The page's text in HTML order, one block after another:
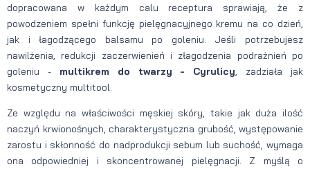
dopracowana w każdym calu receptura sprawiają, że z
powodzeniem spełni funkcję pielęgnacyjnego kremu na co dzień,
jak i łagodzącego balsamu po goleniu. Jeśli potrzebujesz
nawilżenia, redukcji zaczerwienień i złagodzenia podrażnień po
goleniu - multikrem do twarzy - Cyrulicy, zadziała jak
kosmetyczny multitool.
Ze względu na właściwości męskiej skóry, takie jak duża ilość
naczyń krwionośnych, charakterystyczna grubość, występowanie
zarostu i skłonność do nadprodukcji sebum lub suchość, wymaga
ona odpowiedniej i skoncentrowanej pielęgnacji. Z myślą o